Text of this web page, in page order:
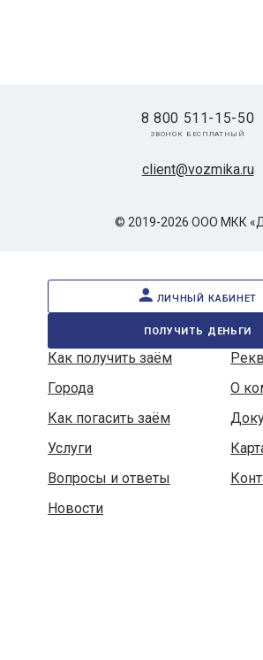
© 2019-2026 ООО МКК
client@vozmika.ru
8 800 511-15-50
звонок бесплатный
личный кабинет
получить деньги
Как получить заём
Города
О
Как погасить заём
Услуги
Вопросы и ответы
Новости